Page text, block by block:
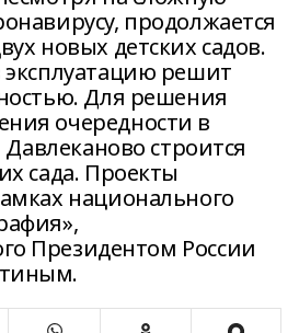
продолжается
новых детских садов.
эксплуатацию решит
Для решения
очередности в
Давлеканово строится
сада. Проекты
национального
Президентом России